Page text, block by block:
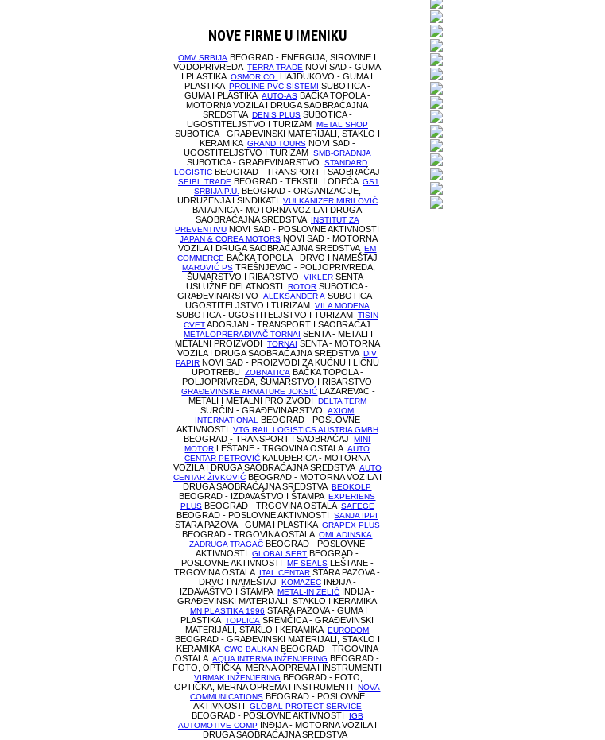
NOVE FIRME U IMENIKU
OMV SRBIJA BEOGRAD - ENERGIJA, SIROVINE I
VODOPRIVREDATERRA TRADE NOVI SAD - GUMA
I PLASTIKAOSMOR CO. HAJDUKOVO - GUMA I
PLASTIKA PROLINE PVC SISTEMI SUBOTICA -
GUMA I PLASTIKA AUTO-ASBAČKA TOPOLA -
MOTORNA VOZILA I DRUGA SAOBRAĆAJNA
SREDSTVA DENIS PLUSSUBOTICA -
UGOSTITELJSTVO I TURIZAM METAL SHOP
SUBOTICA - GRAĐEVINSKI MATERIJALI, STAKLO I
KERAMIKA GRAND TOURSNOVI SAD -
UGOSTITELJSTVO I TURIZAM SMB-GRADNJA
SUBOTICA - GRAĐEVINARSTVOSTANDARD
LOGISTIC BEOGRAD - TRANSPORT I SAOBRAĆAJ
SEIBL TRADE BEOGRAD - TEKSTIL I ODEĆA GS1
SRBIJA P.U. BEOGRAD - ORGANIZACIJE,
UDRUŽENJA I SINDIKATI VULKANIZER MIRILOVIĆ
BATAJNICA - MOTORNA VOZILA I DRUGA
SAOBRAĆAJNA SREDSTVA INSTITUT ZA
PREVENTIVU NOVI SAD - POSLOVNE AKTIVNOSTI
JAPAN & COREA MOTORSNOVI SAD - MOTORNA
VOZILA I DRUGA SAOBRAĆAJNA SREDSTVAEM
COMMERCE BAČKA TOPOLA - DRVO I NAMEŠTAJ
MAROVIĆ PSTREŠNJEVAC - POLJOPRIVREDA,
ŠUMARSTVO I RIBARSTVO VIKLERSENTA -
USLUŽNE DELATNOSTIROTOR SUBOTICA -
GRAĐEVINARSTVOALEKSANDER A SUBOTICA -
UGOSTITELJSTVO I TURIZAM VILA MODENA
SUBOTICA - UGOSTITELJSTVO I TURIZAM TISIN
CVETADORJAN - TRANSPORT I SAOBRAĆAJ
METALOPRERAĐIVAČ TORNAI SENTA - METALI I
METALNI PROIZVODI TORNAI SENTA - MOTORNA
VOZILA I DRUGA SAOBRAĆAJNA SREDSTVADIV
PAPIRNOVI SAD - PROIZVODI ZA KUĆNU I LIČNU
UPOTREBU ZOBNATICA BAČKA TOPOLA -
POLJOPRIVREDA, ŠUMARSTVO I RIBARSTVO
GRAĐEVINSKE ARMATURE JOKSIĆ LAZAREVAC -
METALI I METALNI PROIZVODI DELTA TERM
SURČIN - GRAĐEVINARSTVOAXIOM
INTERNATIONAL
BEOGRAD - POSLOVNE
AKTIVNOSTI VTG RAIL LOGISTICS AUSTRIA GMBH
BEOGRAD - TRANSPORT I SAOBRAĆAJMINI
MOTOR LEŠTANE - TRGOVINA OSTALAAUTO
CENTAR PETROVIĆ KALUĐERICA - MOTORNA
VOZILA I DRUGA SAOBRAĆAJNA SREDSTVA AUTO
CENTAR ŽIVKOVIĆBEOGRAD - MOTORNA VOZILA I
DRUGA SAOBRAĆAJNA SREDSTVABEOKOLP
BEOGRAD - IZDAVAŠTVO I ŠTAMPAEXPERIENS
PLUSBEOGRAD - TRGOVINA OSTALA SAFEGE
BEOGRAD - POSLOVNE AKTIVNOSTISANJA IPPI
STARA PAZOVA - GUMA I PLASTIKA GRAPEX PLUS
BEOGRAD - TRGOVINA OSTALAOMLADINSKA
ZADRUGA TRAGAČ BEOGRAD - POSLOVNE
AKTIVNOSTIGLOBALSERT BEOGRAD -
POSLOVNE AKTIVNOSTI MF SEALSLEŠTANE -
TRGOVINA OSTALA ITAL CENTAR STARA PAZOVA -
DRVO I NAMEŠTAJ KOMAZECINĐIJA -
IZDAVAŠTVO I ŠTAMPAMETAL-IN ZELIĆ INĐIJA -
GRAĐEVINSKI MATERIJALI, STAKLO I KERAMIKA
MN PLASTIKA 1996 STARA PAZOVA - GUMA I
PLASTIKATOPLICA SREMČICA - GRAĐEVINSKI
MATERIJALI, STAKLO I KERAMIKAEURODOM
BEOGRAD - GRAĐEVINSKI MATERIJALI, STAKLO I
KERAMIKA CWG BALKANBEOGRAD - TRGOVINA
OSTALAAQUA INTERMA INŽENJERING BEOGRAD -
FOTO, OPTIČKA, MERNA OPREMA I INSTRUMENTI
VIRMAK INŽENJERING BEOGRAD - FOTO,
OPTIČKA, MERNA OPREMA I INSTRUMENTINOVA
COMMUNICATIONSBEOGRAD - POSLOVNE
AKTIVNOSTI GLOBAL PROTECT SERVICE
BEOGRAD - POSLOVNE AKTIVNOSTI
IGB
AUTOMOTIVE COMPINĐIJA - MOTORNA VOZILA I
DRUGA SAOBRAĆAJNA SREDSTVA